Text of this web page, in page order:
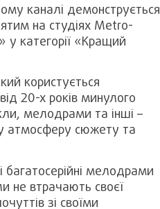
каналі демонструється
на студіях Metro-
категорії «Кращий
користується
20-х років минулого
мелодрами та інші –
атмосферу сюжету та
мелодрами
не втрачають своєї
зі своїми